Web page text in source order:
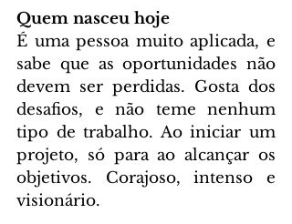
Quem nasceu hoje
É uma pessoa muito aplicada, e
sabe que as oportunidades não
devem ser perdidas. Gosta dos
desafios, e não teme nenhum
tipo de trabalho. Ao iniciar um
projeto, só para ao alcançar os
objetivos. Corajoso, intenso e
visionário.